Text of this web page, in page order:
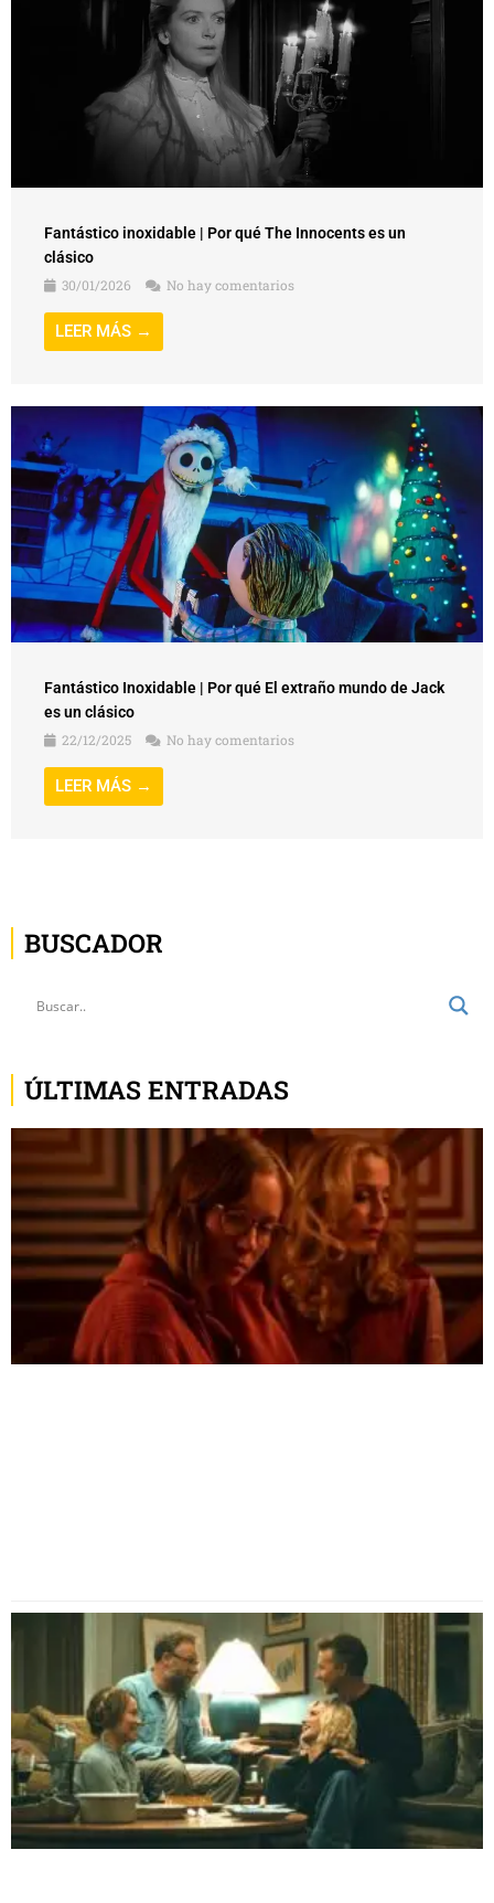
Fantástico inoxidable | Por qué The Innocents es un
clásico
30/01/2026
No hay comentarios
LEER MÁS →
Fantástico Inoxidable | Por qué El extraño mundo de Jack
es un clásico
22/12/2025
No hay comentarios
LEER MÁS →
BUSCADOR
ÚLTIMAS ENTRADAS